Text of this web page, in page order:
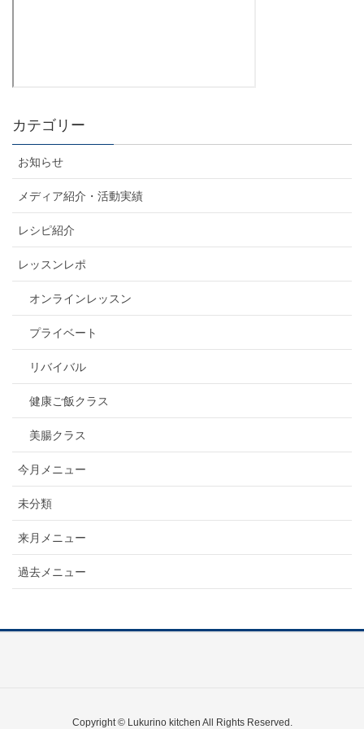
カテゴリー
お知らせ
メディア紹介・活動実績
レシピ紹介
レッスンレポ
オンラインレッスン
プライベート
リバイバル
健康ご飯クラス
美腸クラス
今月メニュー
未分類
来月メニュー
過去メニュー
Copyright © Lukurino kitchen All Rights Reserved.